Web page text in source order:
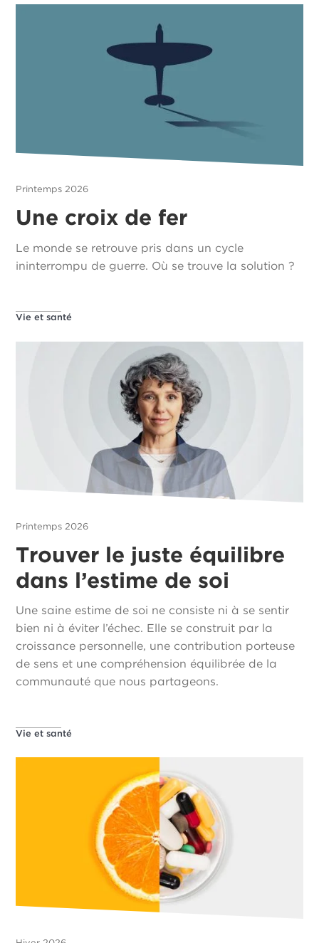
Printemps 2026
Une croix de fer
Le monde se retrouve pris dans un cycle
ininterrompu de guerre. Où se trouve la solution ?
Vie et santé
Printemps 2026
Trouver le juste équilibre
dans l’estime de soi
Une saine estime de soi ne consiste ni à se sentir
bien ni à éviter l’échec. Elle se construit par la
croissance personnelle, une contribution porteuse
de sens et une compréhension équilibrée de la
communauté que nous partageons.
Vie et santé